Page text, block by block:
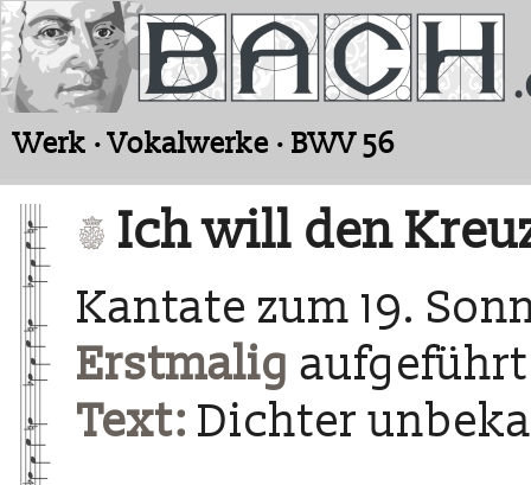
Werk · Vokalwerke · BWV 56
Ich will den
Kantate zum 19.
Erstmalig aufgeführt
Text: Dichter